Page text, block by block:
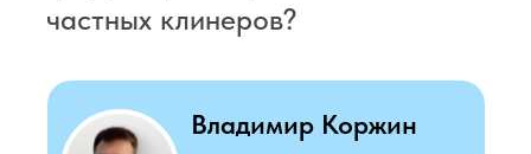
частных клинеров?
Владимир Коржин